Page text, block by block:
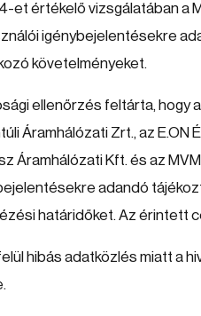
et értékelő vizsgálatában a
igénybejelentésekre
követelményeket.
ellenőrzés feltárta, hogy
Áramhálózati Zrt., az E.ON
Áramhálózati Kft. és az
adandó
határidőket. Az érintett
hibás adatközlés miatt a